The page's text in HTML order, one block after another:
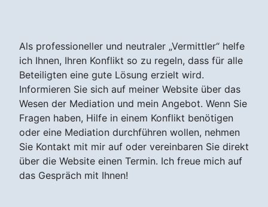
Als professioneller und neutraler „Vermittler“ helfe
ich Ihnen, Ihren Konflikt so zu regeln, dass für alle
Beteiligten eine gute Lösung erzielt wird.
Informieren Sie sich auf meiner Website über das
Wesen der Mediation und mein Angebot. Wenn Sie
Fragen haben, Hilfe in einem Konflikt benötigen
oder eine Mediation durchführen wollen, nehmen
Sie Kontakt mit mir auf oder vereinbaren Sie direkt
über die Website einen Termin. Ich freue mich auf
das Gespräch mit Ihnen!